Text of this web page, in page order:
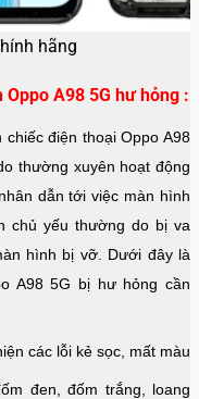
hãng
A98 5G hư hỏng :
điện thoại Oppo A98
thường xuyên hoạt động
dẫn tới việc màn hình
chủ yếu thường do bị va
hình bị vỡ. Dưới đây là
A98 5G bị hư hỏng cần
các lỗi kẻ sọc, mất màu
đen, đốm trắng, loang